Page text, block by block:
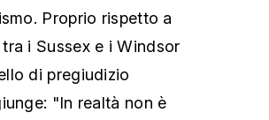
Proprio rispetto a
i Sussex e i Windsor
di pregiudizio
"In realtà non è